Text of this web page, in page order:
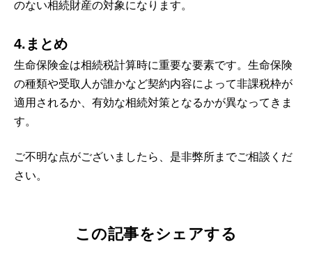
のない相続財産の対象になります。
4.まとめ
生命保険金は相続税計算時に重要な要素です。生命保険
の種類や受取人が誰かなど契約内容によって非課税枠が
適用されるか、有効な相続対策となるかが異なってきま
す。
ご不明な点がございましたら、是非弊所までご相談くだ
さい。
この記事をシェアする